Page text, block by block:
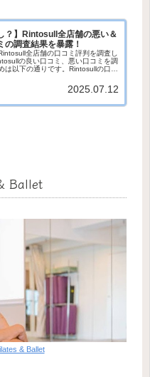
？】Rintosull全店舗の悪い＆
の調査結果を暴露！
全店舗の口コミ評判を調査し
の良い口コミ、悪い口コミを調
は以下の通りです。Rintosullの口コ
ストラクターの指導が丁寧...
2025.07.12
Ballet
& Ballet